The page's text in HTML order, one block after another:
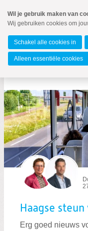
naar
Spring
de
inhoud
Spring
naar
Gelderland
Zoeken:
Haagse steun
Erg goed nieuws
Wil je gebruik maken van
Wij gebruiken cookies om
Schakel alle cookies in
Alleen essentiële cookies